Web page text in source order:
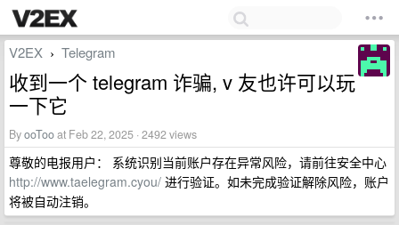
V2EX › Telegram
收到一个 telegram 诈骗, v 友也许可以玩
一下它
ByooTooat Feb 22, 2025 · 2492 views
尊敬的电报用户： 系统识别当前账户存在异常风险，请前往安全中心
http://www.taelegram.cyou/ 进行验证。如未完成验证解除风险，账户
将被自动注销。